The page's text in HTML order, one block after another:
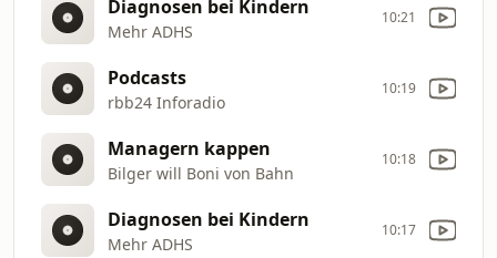
Diagnosen bei Kindern
Mehr ADHS
10:21
Podcasts
rbb24 Inforadio
10:19
Managern kappen
Bilger will Boni von Bahn
10:18
Diagnosen bei Kindern
Mehr ADHS
10:17